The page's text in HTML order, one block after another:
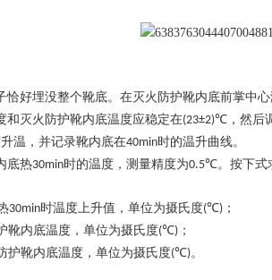
恰好埋没整个靴底。在灭火防护靴内底前掌中
和灭火防护靴内底温度应稳定在(23±2)℃ ，然
温，并记录靴内底在40min时的温升曲线。
底热30min时的温度，测量精度为0.5℃。按下式
30min时温度上升值，单位为摄氏度(℃) ；
靴内底温度，单位为摄氏度(℃) ；
护靴内底温度，单位为摄氏度(℃)。